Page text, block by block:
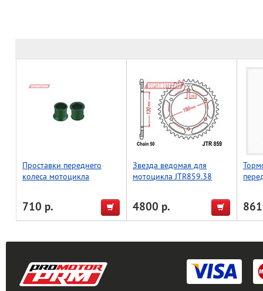
Проставки переднего
колеса мотоцикла
зеленый, Accel (Taiwan)
710 р.
Звезда ведомая для
мотоцикла JTR859.38
4800 р.